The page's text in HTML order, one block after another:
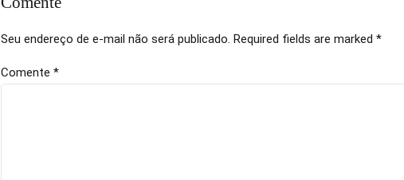
Seu endereço de e-mail não será publicado. Required fields are marked *
Comente *